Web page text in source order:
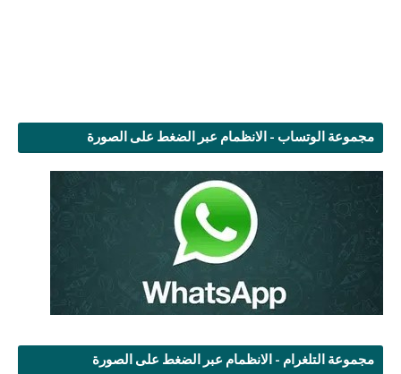
مجموعة الوتساب - الانظمام عبر الضغط على الصورة
مجموعة التلغرام - الانظمام عبر الضغط على الصورة